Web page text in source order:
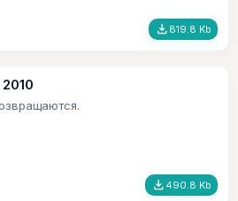
file_download 819.8 Kb
file_download 490.8 Kb